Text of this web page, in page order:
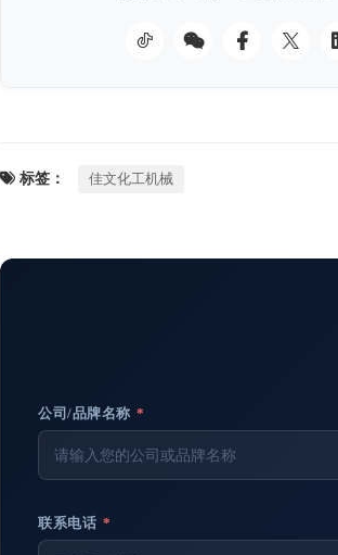
标签： 佳文化工机械
公司/品牌名称 *
联系电话 *